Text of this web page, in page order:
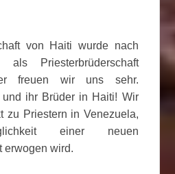
von Haiti wurde nach
als Priesterbrüderschaft
freuen wir uns sehr.
ihr Brüder in Haiti! Wir
zu Priestern in Venezuela,
einer neuen
erwogen wird.